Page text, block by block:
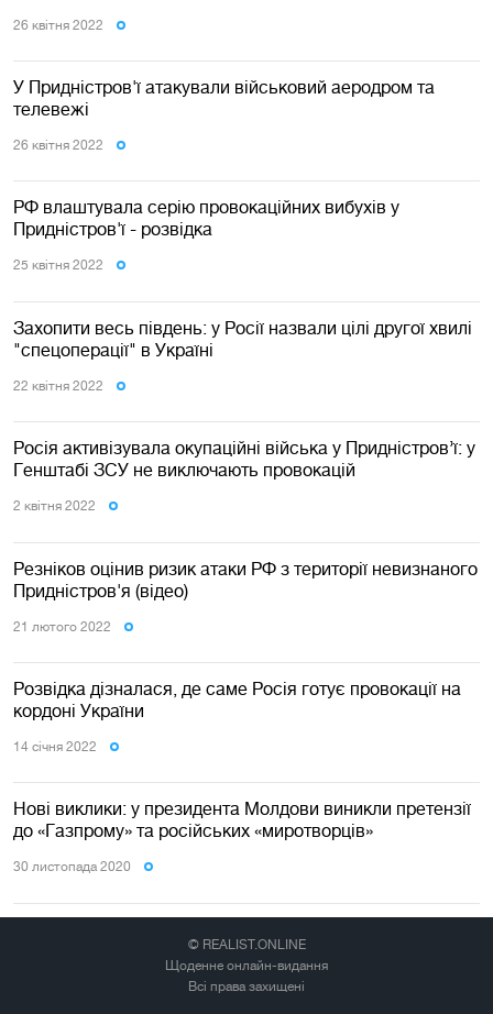
26 квiтня 2022
У Придністров'ї атакували військовий аеродром та
телевежі
26 квiтня 2022
РФ влаштувала серію провокаційних вибухів у
Придністров'ї - розвідка
25 квiтня 2022
Захопити весь південь: у Росії назвали цілі другої хвилі
"спецоперації" в Україні
22 квiтня 2022
Росія активізувала окупаційні війська у Придністров’ї: у
Генштабі ЗСУ не виключають провокацій
2 квiтня 2022
Резніков оцінив ризик атаки РФ з території невизнаного
Придністров'я (відео)
21 лютого 2022
Розвідка дізналася, де саме Росія готує провокації на
кордоні України
14 сiчня 2022
Нові виклики: у президента Молдови виникли претензії
до «Газпрому» та російських «миротворців»
30 листопада 2020
© REALIST.ONLINE
Щоденне онлайн-видання
Всі права захищені